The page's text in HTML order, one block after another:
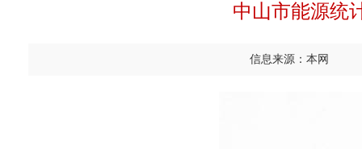
中山市能源统
信息来源：本网